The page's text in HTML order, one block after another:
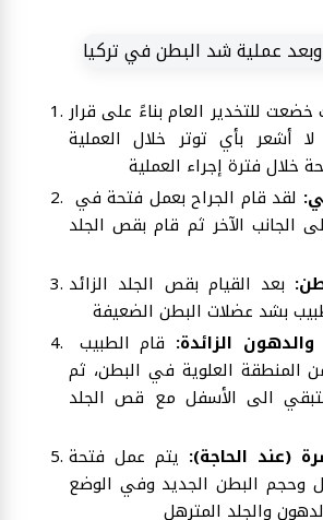
للتخدير العام بناءً على قرار
أشعر بأي توتر خلال العملية
لقد قام الجراح بعمل فتحة في
الجانب الآخر ثم قام بقص الجلد
بعد القيام بقص الجلد الزائد
والدهون الزائدة: قام الطبيب
من المنطقة العلوية في البطن، ثم
الى الأسفل مع قص الجلد
(عند الحاجة): يتم عمل فتحة
وحجم البطن الجديد وفي الوضع